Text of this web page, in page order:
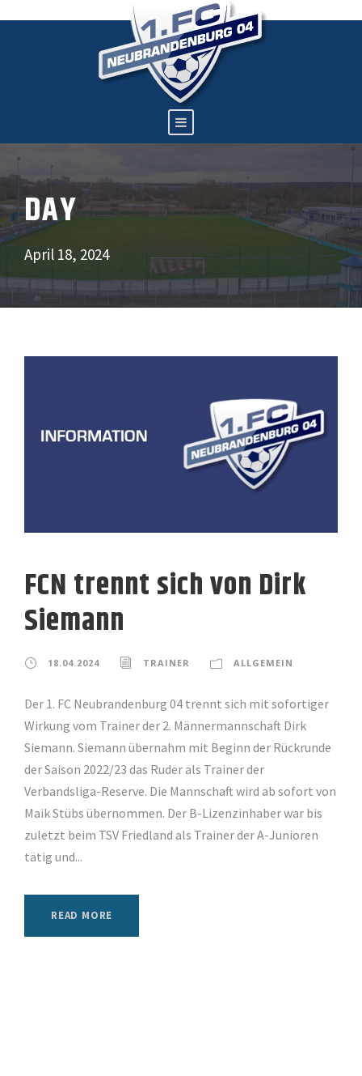
DAY
April 18, 2024
FCN trennt sich von Dirk
Siemann
18.04.2024 TRAINER ALLGEMEIN
Der 1. FC Neubrandenburg 04 trennt sich mit sofortiger
Wirkung vom Trainer der 2. Männermannschaft Dirk
Siemann. Siemann übernahm mit Beginn der Rückrunde
der Saison 2022/23 das Ruder als Trainer der
Verbandsliga-Reserve. Die Mannschaft wird ab sofort von
Maik Stübs übernommen. Der B-Lizenzinhaber war bis
zuletzt beim TSV Friedland als Trainer der A-Junioren
tätig und...
READ MORE